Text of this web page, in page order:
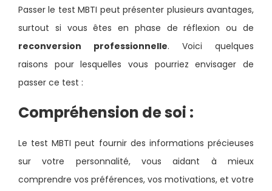
Passer le test MBTI peut présenter plusieurs avantages,
surtout si vous êtes en phase de réflexion ou de
reconversion professionnelle. Voici quelques
raisons pour lesquelles vous pourriez envisager de
passer ce test :
Compréhension de soi :
Le test MBTI peut fournir des informations précieuses
sur votre personnalité, vous aidant à mieux
comprendre vos préférences, vos motivations, et votre